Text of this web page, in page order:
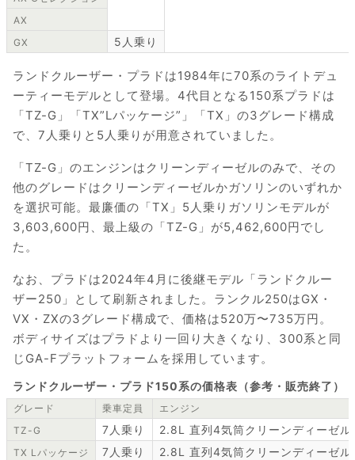
AX
GX
5人乗り
ランドクルーザー・プラドは1984年に70系のライトデュ
ーティーモデルとして登場。4代目となる150系プラドは
「TZ-G」「TX”Lパッケージ”」「TX」の3グレード構成
で、7人乗りと5人乗りが用意されていました。
「TZ-G」のエンジンはクリーンディーゼルのみで、その
他のグレードはクリーンディーゼルかガソリンのいずれか
を選択可能。最廉価の「TX」5人乗りガソリンモデルが
3,603,600円、最上級の「TZ-G」が5,462,600円でし
た。
なお、プラドは2024年4月に後継モデル「ランドクルー
ザー250」として刷新されました。ランクル250はGX・
VX・ZXの3グレード構成で、価格は520万〜735万円。
ボディサイズはプラドより一回り大きくなり、300系と同
じGA-Fプラットフォームを採用しています。
ランドクルーザー・プラド150系の価格表（参考・販売終了）
グレード 乗車定員
エンジン
TZ-G
7人乗り 2.8L 直列4気筒クリーンディーゼル
TX Lパッケージ 7人乗り
2.8L 直列4気筒クリーンディーゼル